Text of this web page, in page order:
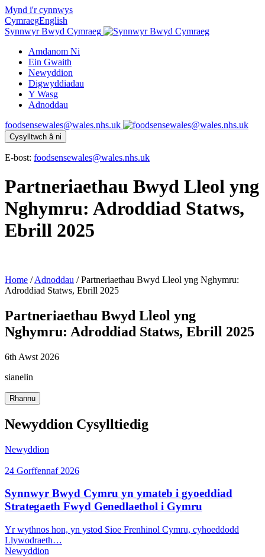
Mynd i'r cynnwys
CymraegEnglish
Synnwyr Bwyd Cymraeg
Amdanom Ni
Ein Gwaith
Newyddion
Digwyddiadau
Y Wasg
Adnoddau
foodsensewales@wales.nhs.uk
Cysylltwch â ni
E-bost: foodsensewales@wales.nhs.uk
Partneriaethau Bwyd Lleol yng
Nghymru: Adroddiad Statws,
Ebrill 2025
Home /Adnoddau /Partneriaethau Bwyd Lleol yng Nghymru:
Adroddiad Statws, Ebrill 2025
Partneriaethau Bwyd Lleol yng
Nghymru: Adroddiad Statws, Ebrill 2025
6th Awst 2026
sianelin
Rhannu
Newyddion Cysylltiedig
Newyddion
24 Gorffennaf 2026
Synnwyr Bwyd Cymru yn ymateb i gyoeddiad
Strategaeth Fwyd Genedlaethol i Gymru
Yr wythnos hon, yn ystod Sioe Frenhinol Cymru, cyhoeddodd
Llywodraeth…
Newyddion